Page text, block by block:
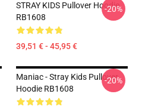
STRAY KIDS Pullover Hoodie
RB1608
39,51 € - 45,95 €
-20%
Maniac - Stray Kids Pullover
Hoodie RB1608
-20%